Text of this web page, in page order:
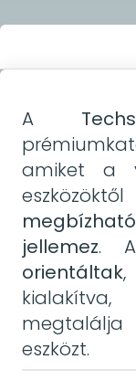
A
amiket a
jellemez. A
orientáltak,
eszközt.